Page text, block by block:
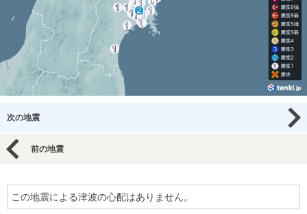
次の地震
前の地震
この地震による津波の心配はありません。